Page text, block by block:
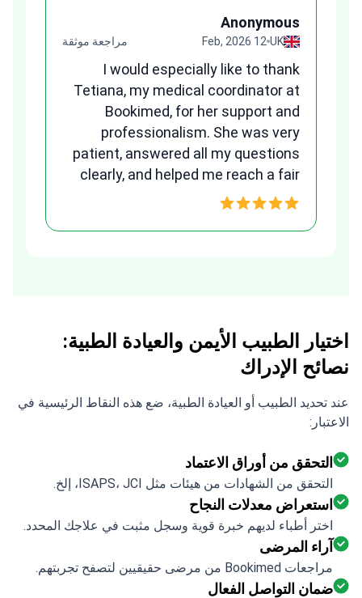
Anonymous
UK
12 Feb, 2026 مراجعة موثقة
I would especially like to thank
Tetiana, my medical coordinator at
Bookimed, for her support and
professionalism. She was very
patient, answered all my questions
clearly, and helped me reach a fair
and transparent agreement. Her
اختيار الطبيب الأيمن والعيادة الطبية:
نصائح الإدراك
عند تحديد الطبيب أو العيادة الطبية، ضع هذه النقاط الرئيسية في
الاعتبار:
التحقق من أوراق الاعتماد
التحقق من الشهادات من هيئات مثل ISAPS، JCI، إلخ.
استعراض معدلات النجاح
اختر أطباء لديهم خبرة قوية وسجل مثبت في علاجك المحدد.
آراء المرضى
مراجعات Bookimed من مرضى حقيقيين لتصفح تجربتهم.
ضمان التواصل الفعال